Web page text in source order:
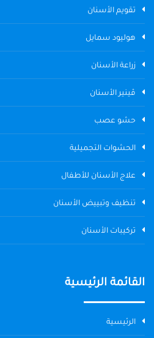
تقويم الأسنان
هوليود سمايل
زراعة الأسنان
ڤينير الأسنان
حشو عصب
الحشوات التجميلية
علاج الأسنان للأطفال
تنظيف وتبييض الأسنان
تركيبات الأسنان
القائمة الرئيسية
الرئيسية